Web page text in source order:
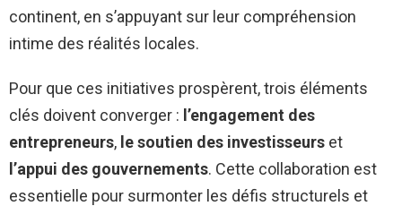
continent, en s’appuyant sur leur compréhension
intime des réalités locales.
Pour que ces initiatives prospèrent, trois éléments
clés doivent converger : l’engagement des
entrepreneurs, le soutien des investisseurs et
l’appui des gouvernements. Cette collaboration est
essentielle pour surmonter les défis structurels et